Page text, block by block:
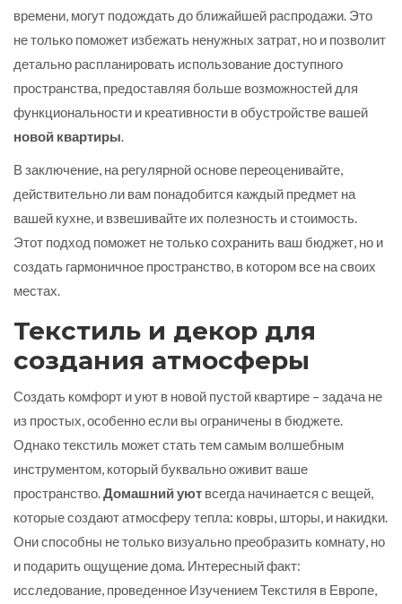
времени, могут подождать до ближайшей распродажи. Это
не только поможет избежать ненужных затрат, но и позволит
детально распланировать использование доступного
пространства, предоставляя больше возможностей для
функциональности и креативности в обустройстве вашей
новой квартиры.
В заключение, на регулярной основе переоценивайте,
действительно ли вам понадобится каждый предмет на
вашей кухне, и взвешивайте их полезность и стоимость.
Этот подход поможет не только сохранить ваш бюджет, но и
создать гармоничное пространство, в котором все на своих
местах.
Текстиль и декор для
создания атмосферы
Создать комфорт и уют в новой пустой квартире – задача не
из простых, особенно если вы ограничены в бюджете.
Однако текстиль может стать тем самым волшебным
инструментом, который буквально оживит ваше
пространство.Домашний уют всегда начинается с вещей,
которые создают атмосферу тепла: ковры, шторы, и накидки.
Они способны не только визуально преобразить комнату, но
и подарить ощущение дома. Интересный факт:
исследование, проведенное Изучением Текстиля в Европе,